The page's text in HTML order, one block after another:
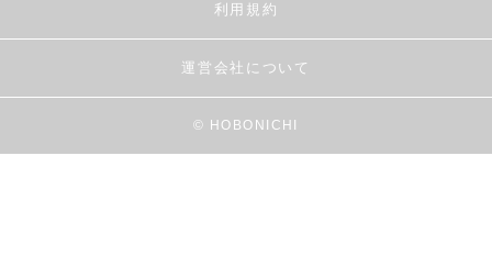
利用規約
運営会社について
© HOBONICHI